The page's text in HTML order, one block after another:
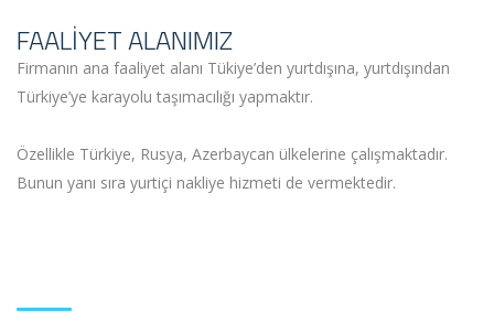
FAALİYET ALANIMIZ
Firmanın ana faaliyet alanı Tükiye’den yurtdışına, yurtdışından
Türkiye’ye karayolu taşımacılığı yapmaktır.
Özellikle Türkiye, Rusya, Azerbaycan ülkelerine çalışmaktadır.
Bunun yanı sıra yurtiçi nakliye hizmeti de vermektedir.